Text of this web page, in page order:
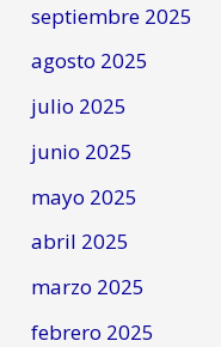
septiembre 2025
agosto 2025
julio 2025
junio 2025
mayo 2025
abril 2025
marzo 2025
febrero 2025